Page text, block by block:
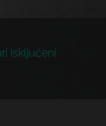
isključeni